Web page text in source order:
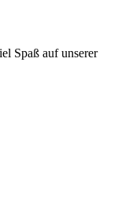
Spaß auf unserer